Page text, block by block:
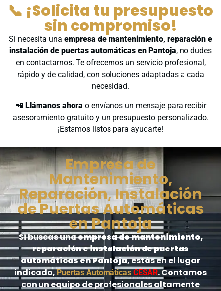
📞 ¡Solicita tu presupuesto
sin compromiso!
Si necesita una empresa de mantenimiento, reparación e
instalación de puertas automáticas en Pantoja, no dudes
en contactarnos. Te ofrecemos un servicio profesional,
rápido y de calidad, con soluciones adaptadas a cada
necesidad.
📲 Llámanos ahora o envíanos un mensaje para recibir
asesoramiento gratuito y un presupuesto personalizado.
¡Estamos listos para ayudarte!
Empresa de
Mantenimiento,
Reparación, Instalación
de Puertas Automáticas
en Pantoja
Si buscas unaempresa de mantenimiento,
reparación e instalación de puertas
automáticas en Pantoja, estás en el lugar
indicado,Puertas Automáticas CESAR. Contamos
con un equipo de profesionales altamente